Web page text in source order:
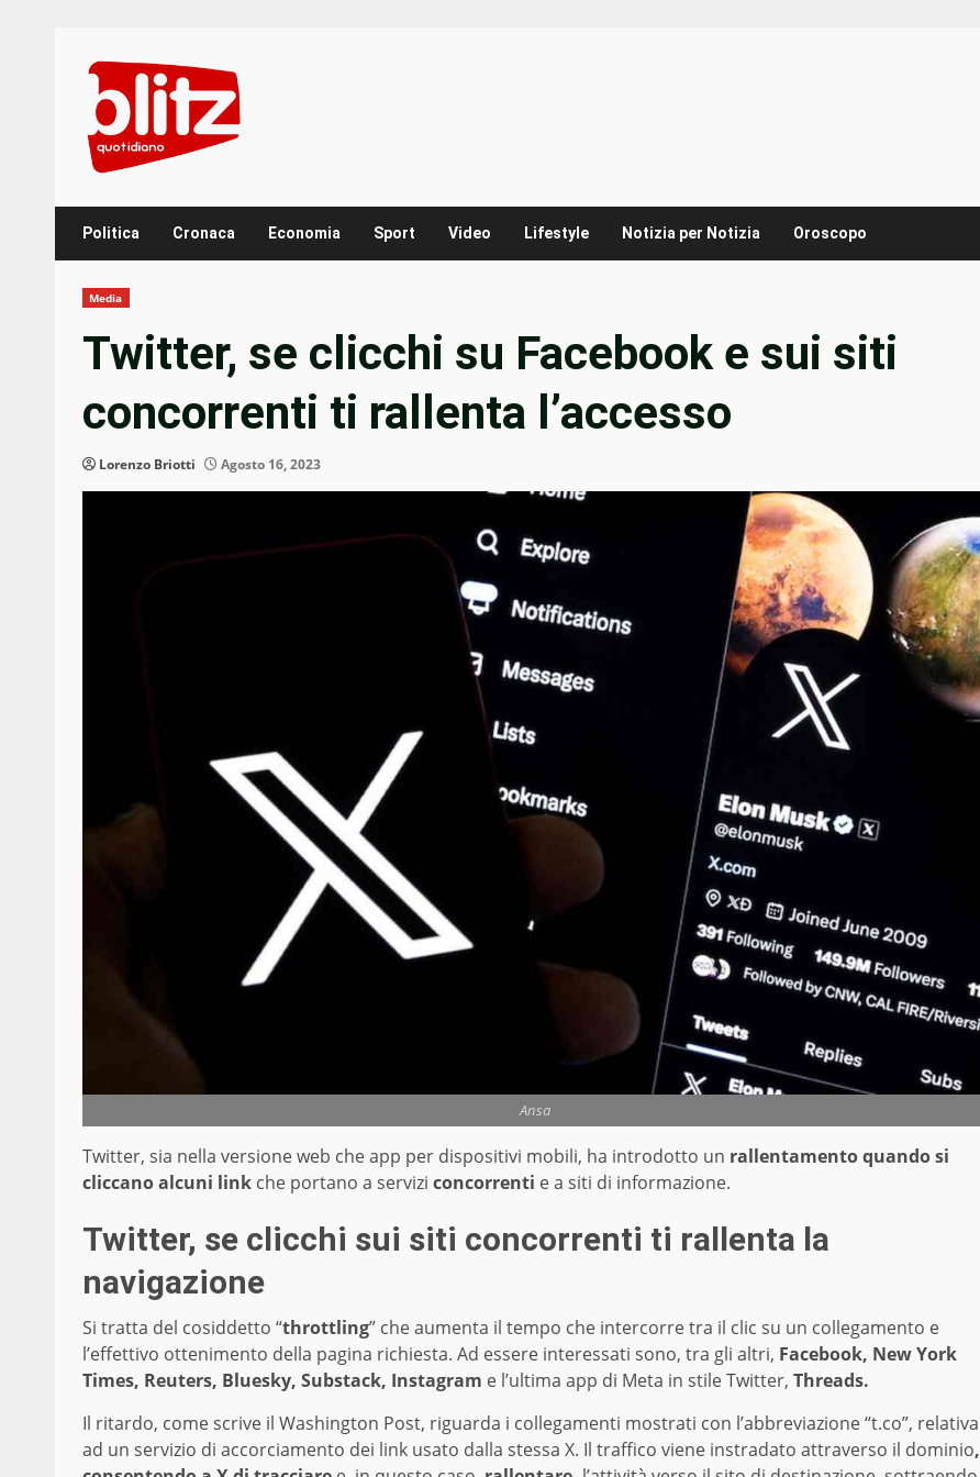
content
Politica Cronaca Economia Sport Video Lifestyle Notizia per Notizia Oroscopo
Media
Twitter, se clicchi su Facebook e sui siti
concorrenti ti rallenta l’accesso
Lorenzo Briotti Agosto 16, 2023
Ansa
Twitter, sia nella versione web che app per dispositivi mobili, ha introdotto un rallentamento quando si
cliccano alcuni link che portano a servizi concorrenti e a siti di informazione.
Twitter, se clicchi sui siti concorrenti ti rallenta la
navigazione
Si tratta del cosiddetto “throttling” che aumenta il tempo che intercorre tra il clic su un collegamento e
l’effettivo ottenimento della pagina richiesta. Ad essere interessati sono, tra gli altri, Facebook, New York
Times, Reuters, Bluesky, Substack, Instagram e l’ultima app di Meta in stile Twitter, Threads.
Il ritardo, come scrive il Washington Post, riguarda i collegamenti mostrati con l’abbreviazione “t.co”, relativa
ad un servizio di accorciamento dei link usato dalla stessa X. Il traffico viene instradato attraverso il dominio,